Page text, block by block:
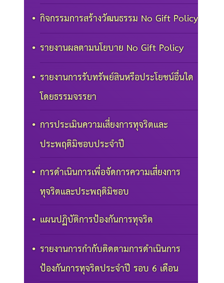
กิจกรรมการสร้างวัฒนธรรม No Gift Policy
รายงานผลตามนโยบาย No Gift Policy
รายงานการรับทรัพย์สินหรือประโยชน์อื่นใด
โดยธรรมจรรยา
การประเมินความเสี่ยงการทุจริตและ
ประพฤติมิชอบประจำปี
การดำเนินการเพื่อจัดการความเสี่ยงการ
ทุจริตและประพฤติมิชอบ
แผนปฏิบัติการป้องกันการทุจริต
รายงานการกำกับติดตามการดำเนินการ
ป้องกันการทุจริตประจำปี รอบ 6 เดือน